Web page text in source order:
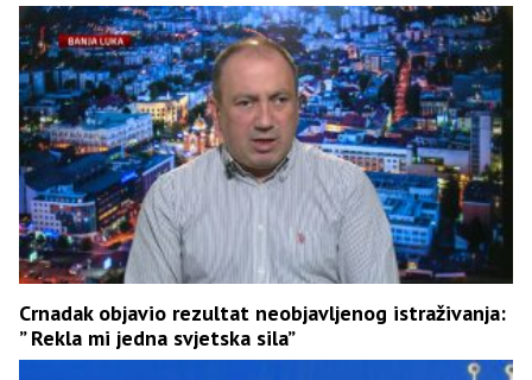
Crnadak objavio rezultat neobjavljenog istraživanja:
” Rekla mi jedna svjetska sila”